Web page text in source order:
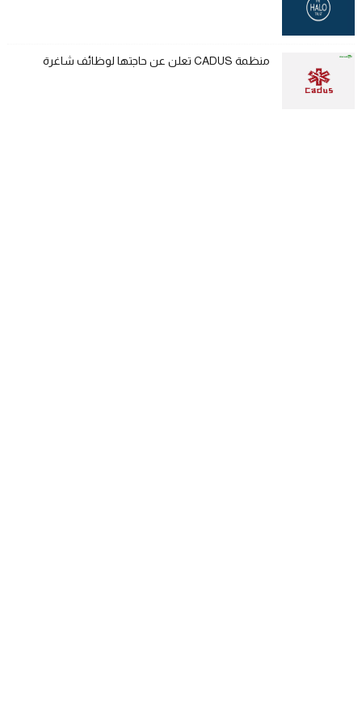
منظمة CADUS تعلن عن حاجتها لوظائف شاغرة